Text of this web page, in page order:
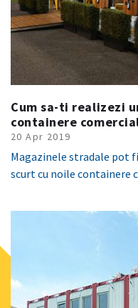
Cum sa-ti realizezi
containere
20 Apr 2019
Magazinele stradale
scurt cu noile containere